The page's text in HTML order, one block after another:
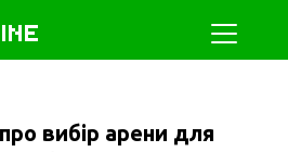
вибір арени для